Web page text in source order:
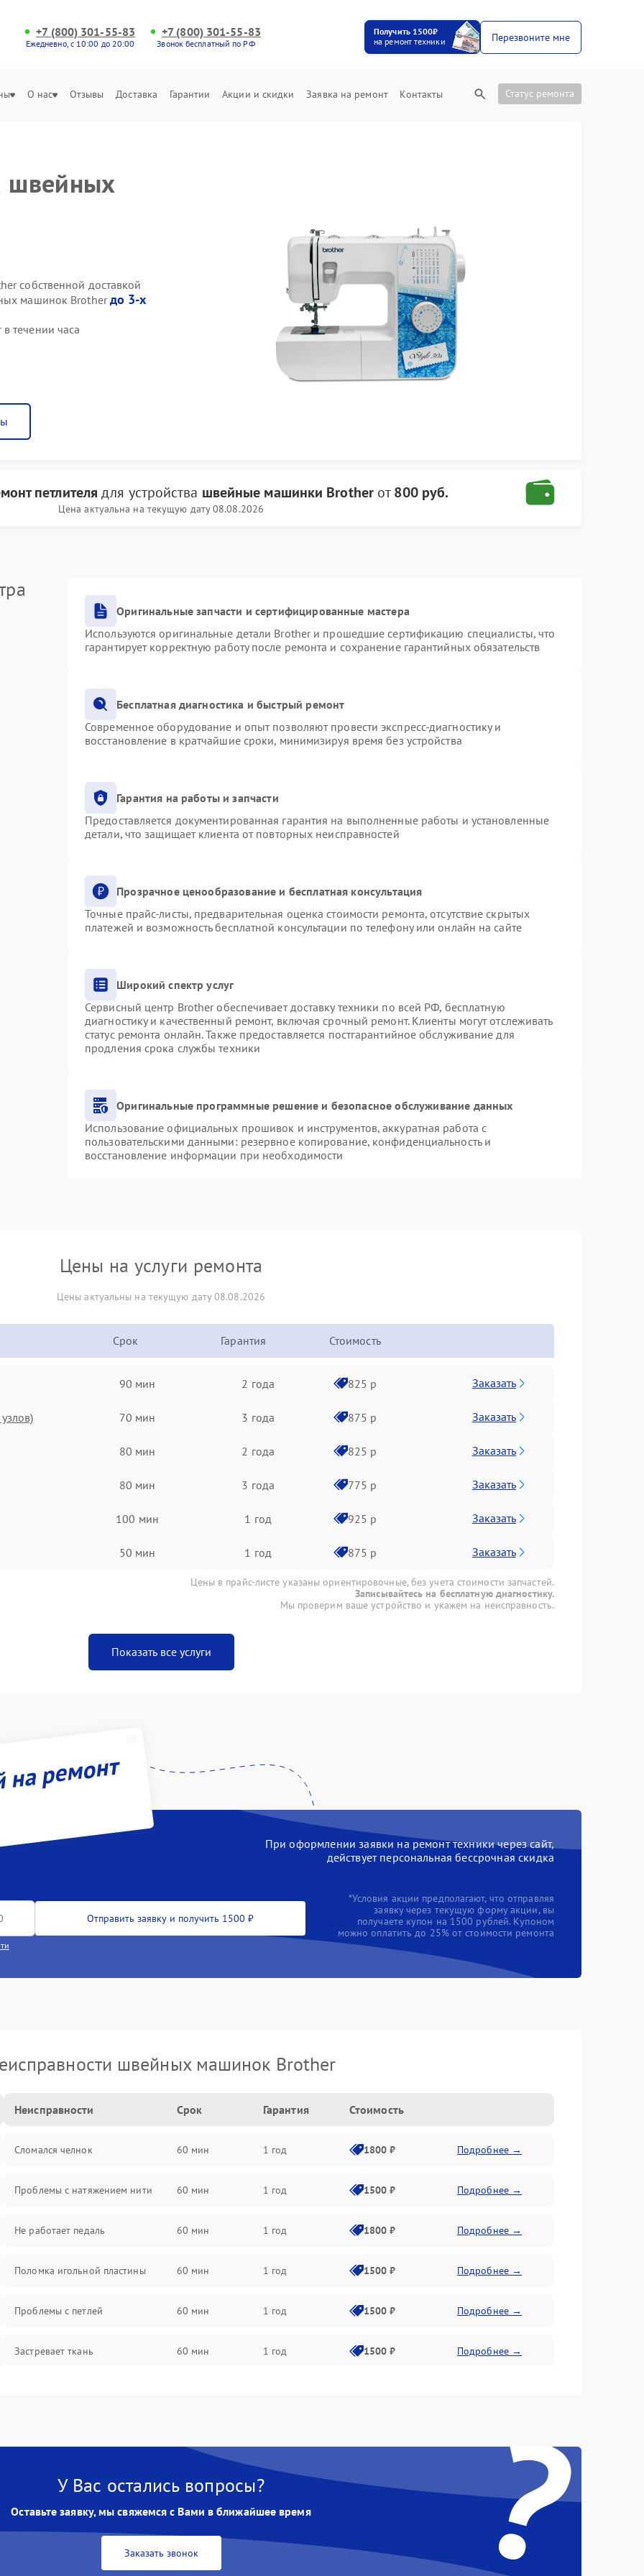
+7 (800) 301-55-83
Ежедневно, с 10:00 до 20:00
+7 (800) 301-55-83
Звонок бесплатный по РФ
Получить 1500₽
на ремонт техники
Перезвоните мне
О нас Отзывы Доставка Гарантии Акции и скидки Заявка на ремонт Контакты Статус ремонта
швейных
собственной доставкой
машинок Brotherдо 3-х
течении часа
петлителя для устройства швейные машинки Brother от800 руб.
Цена актуальна на текущую дату 08.08.2026
Оригинальные запчасти и сертифицированные мастера
Используются оригинальные детали Brother и прошедшие сертификацию специалисты, что
гарантирует корректную работу после ремонта и сохранение гарантийных обязательств
Бесплатная диагностика и быстрый ремонт
Современное оборудование и опыт позволяют провести экспресс-диагностику и
восстановление в кратчайшие сроки, минимизируя время без устройства
Гарантия на работы и запчасти
Предоставляется документированная гарантия на выполненные работы и установленные
детали, что защищает клиента от повторных неисправностей
Прозрачное ценообразование и бесплатная консультация
Точные прайс-листы, предварительная оценка стоимости ремонта, отсутствие скрытых
платежей и возможность бесплатной консультации по телефону или онлайн на сайте
Широкий спектр услуг
Сервисный центр Brother обеспечивает доставку техники по всей РФ, бесплатную
диагностику и качественный ремонт, включая срочный ремонт. Клиенты могут отслеживать
статус ремонта онлайн. Также предоставляется постгарантийное обслуживание для
продления срока службы техники
Оригинальные программные решение и безопасное обслуживание данных
Использование официальных прошивок и инструментов, аккуратная работа с
пользовательскими данными: резервное копирование, конфиденциальность и
восстановление информации при необходимости
Цены на услуги ремонта
Цены актуальны на текущую дату 08.08.2026
Срок Гарантия Стоимость
90 мин 2 года 825 р Заказать
70 мин 3 года 875 р Заказать
80 мин 2 года 825 р Заказать
80 мин 3 года 775 р Заказать
100 мин 1 год 925 р Заказать
50 мин 1 год 875 р Заказать
Цены в прайс-листе указаны ориентировочные, без учета стоимости запчастей.
Записывайтесь на бесплатную диагностику.
Мы проверим ваше устройство и укажем на неисправность.
Показать все услуги
ремонт
При оформлении заявки на ремонт техники через сайт,
действует персональная бессрочная скидка
Отправить заявку и получить 1500 ₽
*Условия акции предполагают, что отправляя
заявку через текущую форму акции, вы
получаете купон на 1500 рублей. Купоном
можно оплатить до 25% от стоимости ремонта
швейных машинок Brother
Неисправности Срок Гарантия Стоимость
Сломался челнок 60 мин 1 год 1800 ₽ Подробнее →
Проблемы с натяжением нити 60 мин 1 год 1500 ₽ Подробнее →
Не работает педаль 60 мин 1 год 1800 ₽ Подробнее →
Поломка игольной пластины 60 мин 1 год 1500 ₽ Подробнее →
Проблемы с петлей 60 мин 1 год 1500 ₽ Подробнее →
Застревает ткань 60 мин 1 год 1500 ₽ Подробнее →
?
У Вас остались вопросы?
Оставьте заявку, мы свяжемся с Вами в ближайшее время
Заказать звонок